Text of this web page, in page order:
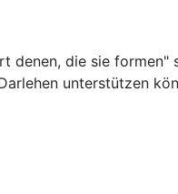
denen, die sie
unterstützen